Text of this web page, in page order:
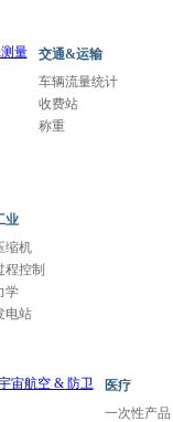
交通&运输
车辆流量统计
收费站
称重
业
缩机
程控制
学
电站
医疗
一次性产品